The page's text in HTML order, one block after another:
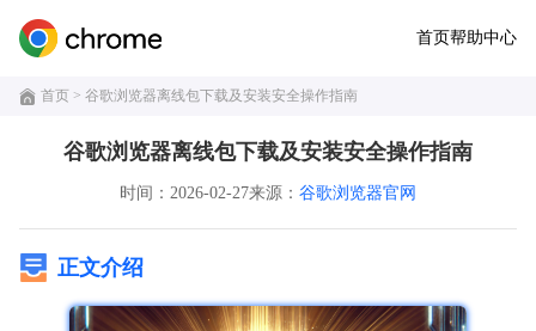
首页帮助中心
首页 > 谷歌浏览器离线包下载及安装安全操作指南
谷歌浏览器离线包下载及安装安全操作指南
时间：2026-02-27来源： 谷歌浏览器官网
正文介绍